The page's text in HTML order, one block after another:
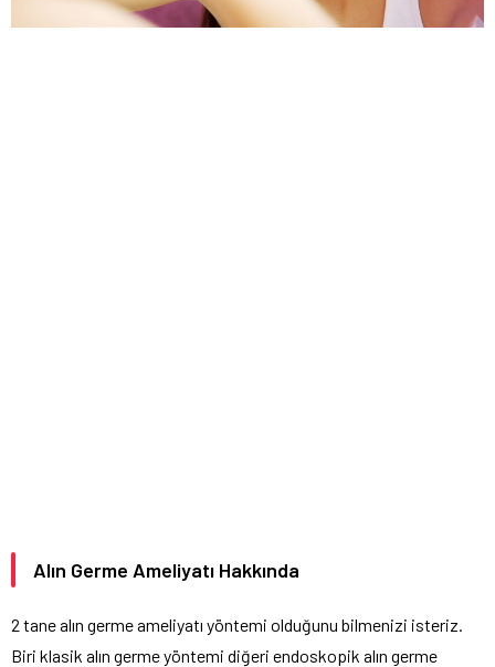
Alın Germe Ameliyatı Hakkında
2 tane alın germe ameliyatı yöntemi olduğunu bilmenizi isteriz.
Biri klasik alın germe yöntemi diğeri endoskopik alın germe